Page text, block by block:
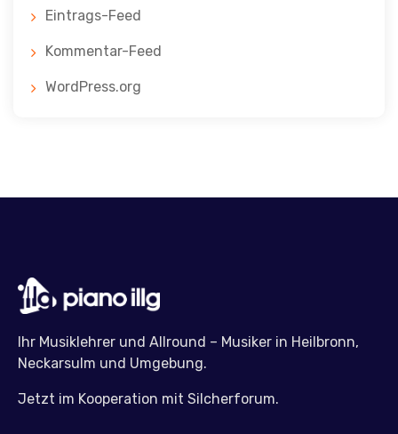
Eintrags-Feed
Kommentar-Feed
WordPress.org
Ihr Musiklehrer und Allround – Musiker in Heilbronn,
Neckarsulm und Umgebung.
Jetzt im Kooperation mit Silcherforum.